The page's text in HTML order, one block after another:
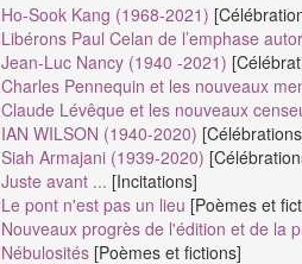
Ho-Sook Kang (1968-2021)
Libérons Paul Celan de l’emphase
Jean-Luc Nancy (1940 -2021)
Charles Pennequin et les nouveaux
Claude Lévêque et les nouveaux
IAN WILSON (1940-2020)
Siah Armajani (1939-2020)
Juste avant ... [Incitations]
Le pont n'est pas un lieu [Poèmes et
Nouveaux progrès de l'édition et de la
Nébulosités [Poèmes et fictions]